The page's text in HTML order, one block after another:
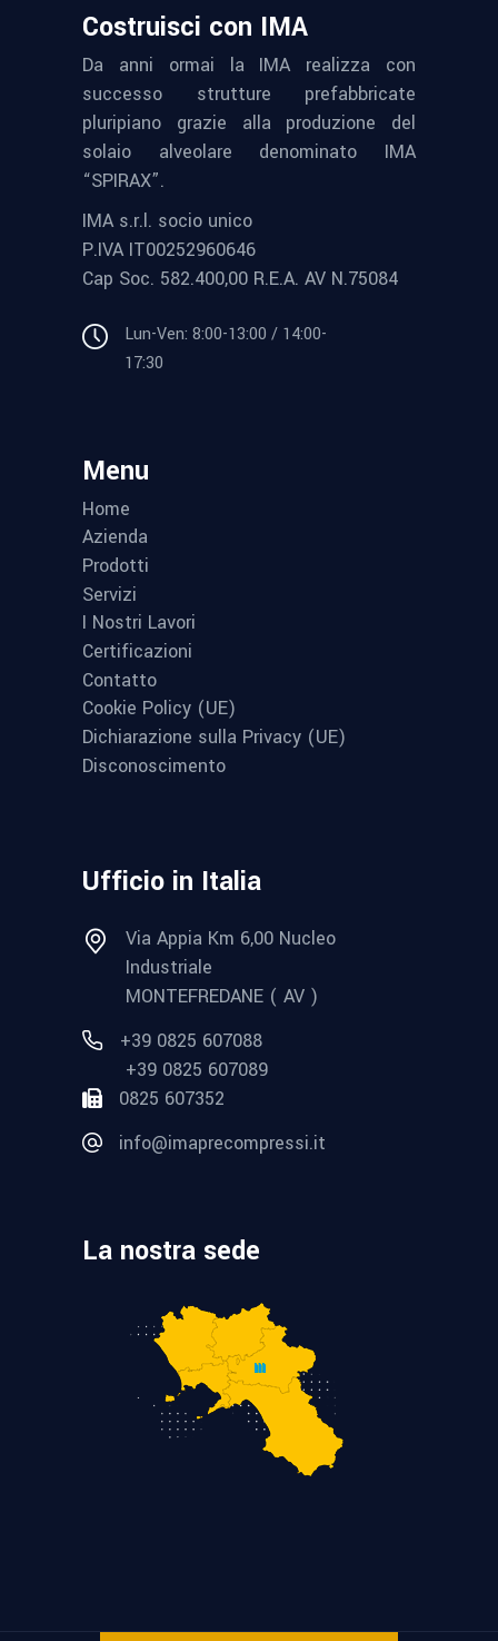
Costruisci con IMA
Da anni ormai la IMA realizza con
successo strutture prefabbricate
pluripiano grazie alla produzione del
solaio alveolare denominato IMA
“SPIRAX”.
IMA s.r.l. socio unico
P.IVA IT00252960646
Cap Soc. 582.400,00 R.E.A. AV N.75084
Lun-Ven: 8:00-13:00 / 14:00-
17:30
Menu
Home
Azienda
Prodotti
Servizi
I Nostri Lavori
Certificazioni
Contatto
Cookie Policy (UE)
Dichiarazione sulla Privacy (UE)
Disconoscimento
Ufficio in Italia
Via Appia Km 6,00 Nucleo
Industriale
MONTEFREDANE ( AV )
+39 0825 607088
+39 0825 607089
0825 607352
info@imaprecompressi.it
La nostra sede